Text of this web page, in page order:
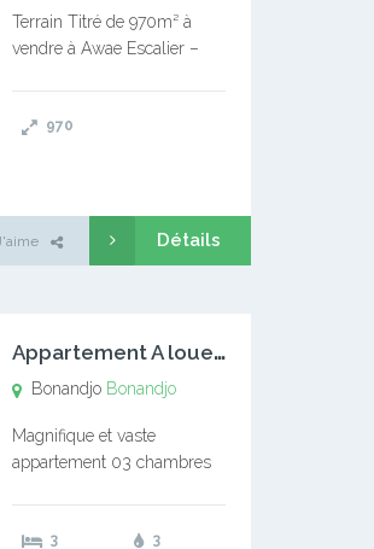
Terrain Titré de 970m² à
vendre à Awae Escalier –
l’Université Catholique –
970
Détails
A
ppartement A louer Bonandjo
Bonandjo Bonandjo
Magnifique et vaste
appartement 03 chambres
douches 01 vaste salon 01
3
3